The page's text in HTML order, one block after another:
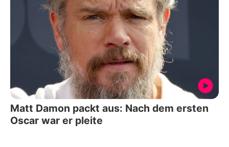
Matt Damon packt aus: Nach dem ersten
Oscar war er pleite